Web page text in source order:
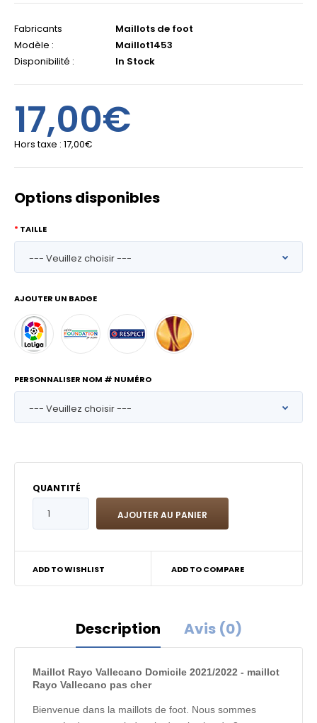
Fabricants
Maillots de foot
Modèle :
Maillot1453
Disponibilité :
In Stock
17,00€
Hors taxe : 17,00€
Options disponibles
TAILLE
AJOUTER UN BADGE
PERSONNALISER NOM # NUMÉRO
QUANTITÉ
ADD TO WISHLIST ADD TO COMPARE
Description Avis (0)
Maillot Rayo Vallecano Domicile 2021/2022 - maillot
Rayo Vallecano pas cher
Bienvenue dans la maillots de foot. Nous sommes